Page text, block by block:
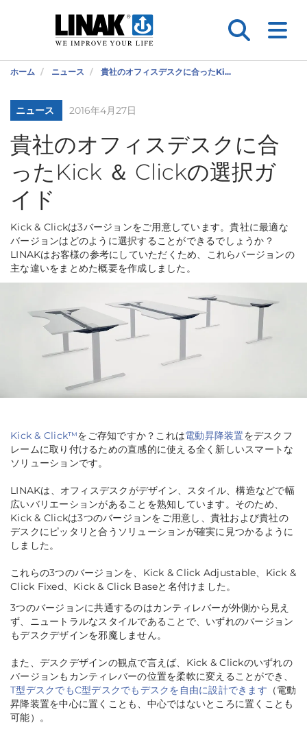
ホーム ニュース 貴社のオフィスデスクに合ったKi...
ニュース 2016年4月27日
貴社のオフィスデスクに合
ったKick ＆ Clickの選択ガ
イド
Kick & Clickは3バージョンをご用意しています。貴社に最適な
バージョンはどのように選択することができるでしょうか？
LINAKはお客様の参考にしていただくため、これらバージョンの
主な違いをまとめた概要を作成しました。
Kick & Click™をご存知ですか？これは電動昇降装置をデスクフ
レームに取り付けるための直感的に使える全く新しいスマートな
ソリューションです。
LINAKは、オフィスデスクがデザイン、スタイル、構造などで幅
広いバリエーションがあることを熟知しています。そのため、
Kick & Clickは3つのバージョンをご用意し、貴社および貴社の
デスクにピッタリと合うソリューションが確実に見つかるように
しました。
これらの3つのバージョンを、Kick & Click Adjustable、Kick &
Click Fixed、Kick & Click Baseと名付けました。
3つのバージョンに共通するのはカンティレバーが外側から見え
ず、ニュートラルなスタイルであることで、いずれのバージョン
もデスクデザインを邪魔しません。
また、デスクデザインの観点で言えば、Kick & Clickのいずれの
バージョンもカンティレバーの位置を柔軟に変えることができ、
T型デスクでもC型デスクでもデスクを自由に設計できます （電動
昇降装置を中心に置くことも、中心ではないところに置くことも
可能）。